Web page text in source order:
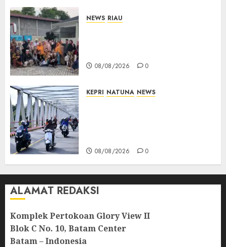
NEWS RIAU
08/08/2026 0
KEPRI NATUNA NEWS
08/08/2026 0
ALAMAT REDAKSI
Komplek Pertokoan Glory View II
Blok C No. 10, Batam Center
Batam – Indonesia